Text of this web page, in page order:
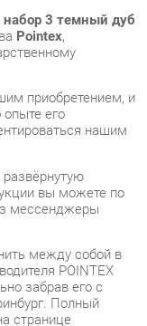
приобретением, и
его
нашим
вы можете по
POINTEX
забрав его с
Полный